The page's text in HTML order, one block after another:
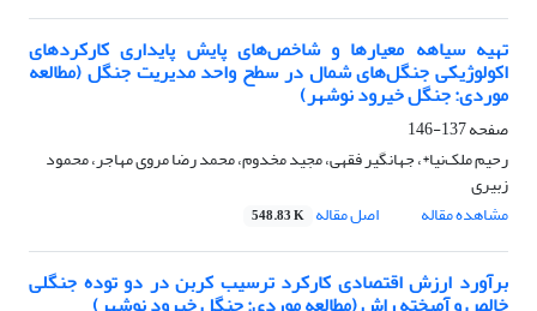
تهیه سیاهه معیار‌ها و شاخص‌های پایش پایداری کارکردهای
اکولوژیکی جنگل‌های شمال در سطح واحد مدیریت جنگل (مطالعه
موردی: جنگل خیرود نوشهر)
صفحه137-146
رحیم ملک‌نیا*، جهانگیر فقهی، مجید مخدوم، محمد رضا مروی مهاجر، محمود
زبیری
مشاهده مقاله
اصل مقاله 548.83 K
برآورد ارزش اقتصادی کارکرد ترسیب کربن در دو توده جنگلی